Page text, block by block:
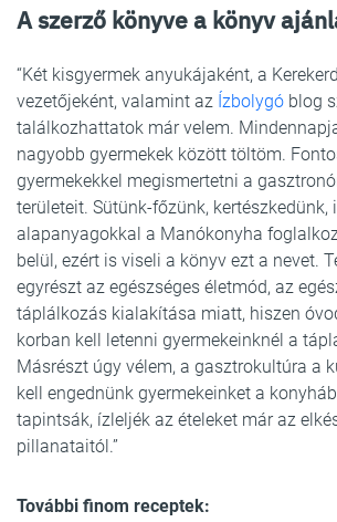
A szerző könyve a könyv
“Két kisgyermek anyukájaként, a
vezetőjeként, valamint az Ízbolygó blog
találkozhattatok már velem.
nagyobb gyermekek között töltöm.
gyermekekkel megismertetni a
területeit. Sütünk-főzünk, kertészkedünk,
alapanyagokkal a Manókonyha
belül, ezért is viseli a könyv ezt a nevet.
egyrészt az egészséges életmód, az
táplálkozás kialakítása miatt, hiszen
korban kell letenni gyermekeinknél a
Másrészt úgy vélem, a gasztrokultúra a
kell engednünk gyermekeinket a
tapintsák, ízleljék az ételeket már az
pillanataitól.”
További finom receptek: